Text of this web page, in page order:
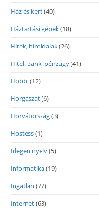
Ház és kert(40)
Háztartási gépek(18)
Hírek, híroldalak(26)
Hitel, bank, pénzügy(41)
Hobbi(12)
Horgászat(6)
Horvátország(3)
Hostess(1)
Idegen nyelv(5)
Informatika(19)
Ingatlan (77)
Internet(63)